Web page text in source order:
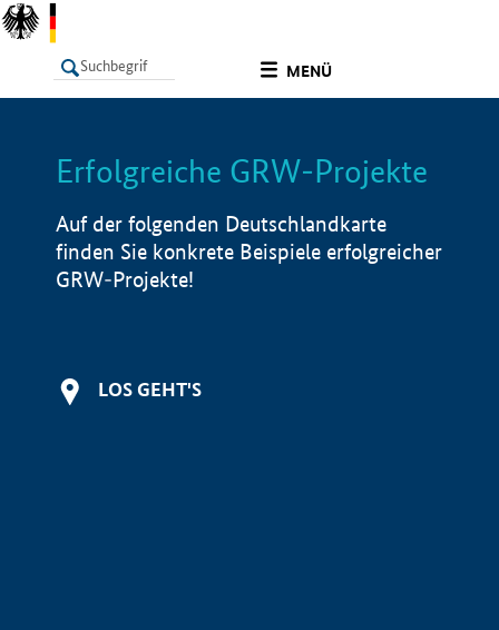
MENÜ
LISTE Info
Erfolgreiche GRW-Projekte
Auf der folgenden Deutschlandkarte
finden Sie konkrete Beispiele erfolgreicher
GRW-Projekte!
LOS GEHT'S